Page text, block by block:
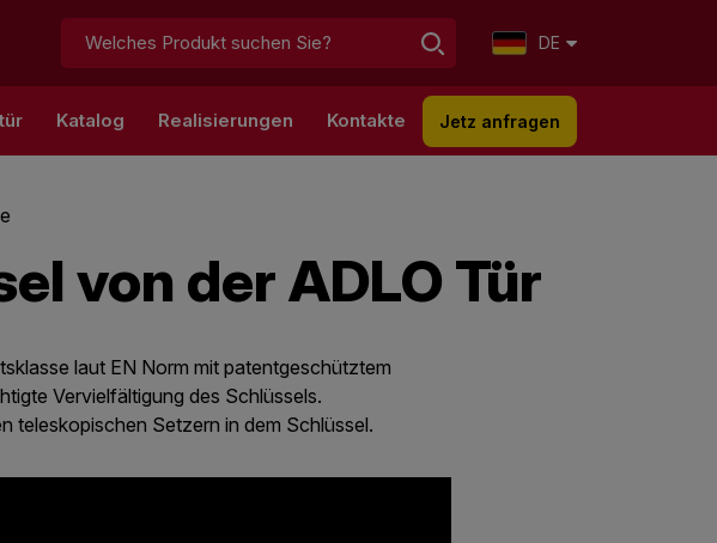
Suchen: DE
Katalog Realisierungen Kontakte Jetz anfragen
von der ADLO Tür
laut EN Norm mit patentgeschütztem
Vervielfältigung des Schlüssels.
teleskopischen Setzern in dem Schlüssel.